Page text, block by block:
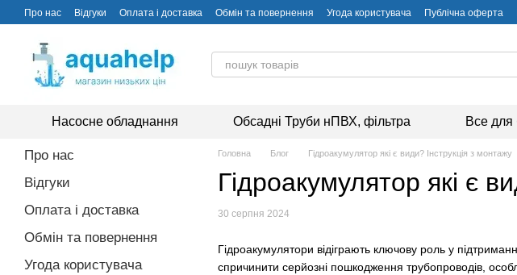
Перейти до основного контенту
Про нас Відгуки Оплата і доставка Обмін та повернення Угода користувача Публічна оферта
Насосне обладнання Обсадні Труби нПВХ, фільтра Все для
Головна Блог Гідроакумулятор які є види? Інструкція з монтажу
Гідроакумулятор які є
30 серпня 2024
Гідроакумулятори відіграють ключову роль у
спричинити серйозні пошкодження трубопроводів,
Про нас
Відгуки
Оплата і доставка
Обмін та повернення
Угода користувача